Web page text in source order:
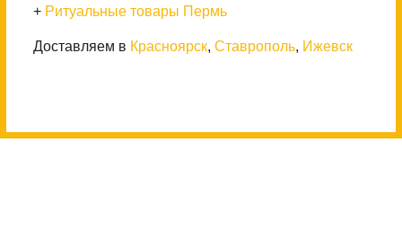
+ Ритуальные товары Пермь
Доставляем в Красноярск, Ставрополь, Ижевск